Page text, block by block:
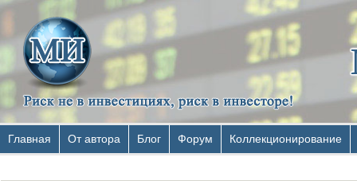
Главная От автора Блог Форум Коллекционирование